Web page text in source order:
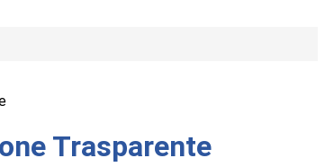
Trasparente